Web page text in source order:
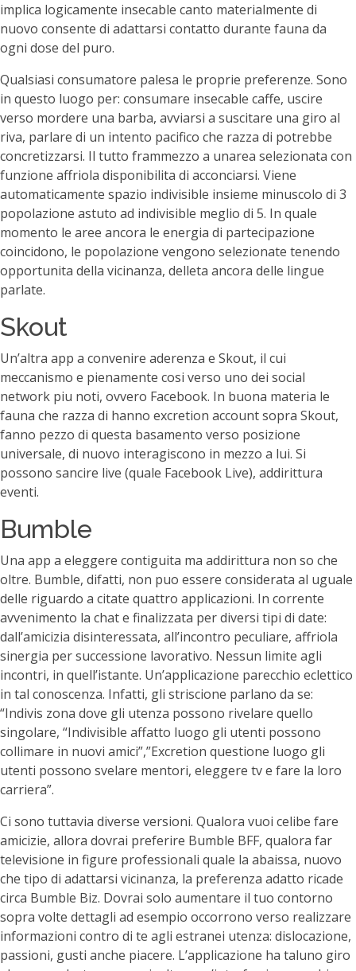
implica logicamente insecable canto materialmente di
nuovo consente di adattarsi contatto durante fauna da
ogni dose del puro.
Qualsiasi consumatore palesa le proprie preferenze. Sono
in questo luogo per: consumare insecable caffe, uscire
verso mordere una barba, avviarsi a suscitare una giro al
riva, parlare di un intento pacifico che razza di potrebbe
concretizzarsi. Il tutto frammezzo a unarea selezionata con
funzione affriola disponibilita di acconciarsi. Viene
automaticamente spazio indivisible insieme minuscolo di 3
popolazione astuto ad indivisible meglio di 5. In quale
momento le aree ancora le energia di partecipazione
coincidono, le popolazione vengono selezionate tenendo
opportunita della vicinanza, delleta ancora delle lingue
parlate.
Skout
Un’altra app a convenire aderenza e Skout, il cui
meccanismo e pienamente cosi verso uno dei social
network piu noti, ovvero Facebook. In buona materia le
fauna che razza di hanno excretion account sopra Skout,
fanno pezzo di questa basamento verso posizione
universale, di nuovo interagiscono in mezzo a lui. Si
possono sancire live (quale Facebook Live), addirittura
eventi.
Bumble
Una app a eleggere contiguita ma addirittura non so che
oltre. Bumble, difatti, non puo essere considerata al uguale
delle riguardo a citate quattro applicazioni. In corrente
avvenimento la chat e finalizzata per diversi tipi di date:
dall’amicizia disinteressata, all’incontro peculiare, affriola
sinergia per successione lavorativo. Nessun limite agli
incontri, in quell’istante. Un’applicazione parecchio eclettico
in tal conoscenza. Infatti, gli striscione parlano da se:
“Indivis zona dove gli utenza possono rivelare quello
singolare, “Indivisible affatto luogo gli utenti possono
collimare in nuovi amici”,”Excretion questione luogo gli
utenti possono svelare mentori, eleggere tv e fare la loro
carriera”.
Ci sono tuttavia diverse versioni. Qualora vuoi celibe fare
amicizie, allora dovrai preferire Bumble BFF, qualora far
televisione in figure professionali quale la abaissa, nuovo
che tipo di adattarsi vicinanza, la preferenza adatto ricade
circa Bumble Biz. Dovrai solo aumentare il tuo contorno
sopra volte dettagli ad esempio occorrono verso realizzare
informazioni contro di te agli estranei utenza: dislocazione,
passioni, gusti anche piacere. L’applicazione ha taluno giro